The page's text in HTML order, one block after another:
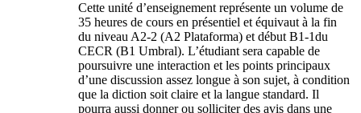
Cette unité d’enseignement représente un volume de
35 heures de cours en présentiel et équivaut à la fin
du niveau A2-2 (A2 Plataforma) et début B1-1du
CECR (B1 Umbral). L’étudiant sera capable de
poursuivre une interaction et les points principaux
d’une discussion assez longue à son sujet, à condition
que la diction soit claire et la langue standard. Il
pourra aussi donner ou solliciter des avis dans une